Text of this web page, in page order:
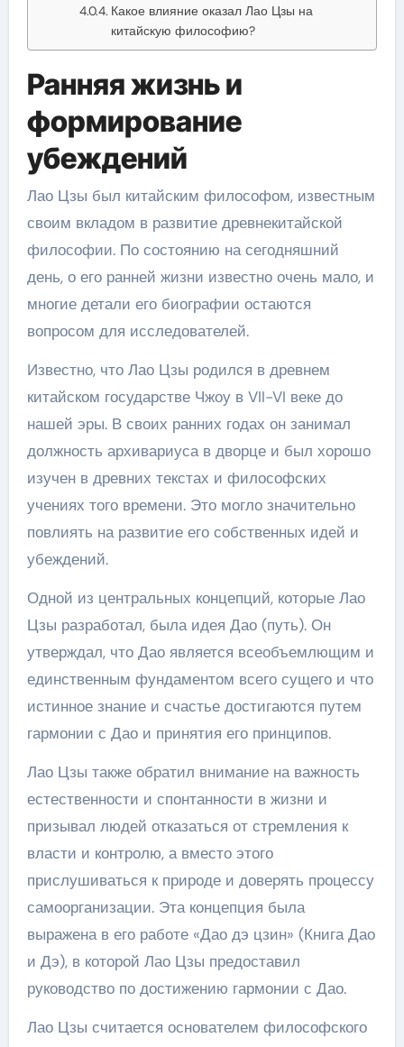
Какое влияние оказал Лао Цзы на
китайскую философию?
Ранняя жизнь и
формирование
убеждений
Лао Цзы был китайским философом, известным
своим вкладом в развитие древнекитайской
философии. По состоянию на сегодняшний
день, о его ранней жизни известно очень мало, и
многие детали его биографии остаются
вопросом для исследователей.
Известно, что Лао Цзы родился в древнем
китайском государстве Чжоу в VII-VI веке до
нашей эры. В своих ранних годах он занимал
должность архивариуса в дворце и был хорошо
изучен в древних текстах и философских
учениях того времени. Это могло значительно
повлиять на развитие его собственных идей и
убеждений.
Одной из центральных концепций, которые Лао
Цзы разработал, была идея Дао (путь). Он
утверждал, что Дао является всеобъемлющим и
единственным фундаментом всего сущего и что
истинное знание и счастье достигаются путем
гармонии с Дао и принятия его принципов.
Лао Цзы также обратил внимание на важность
естественности и спонтанности в жизни и
призывал людей отказаться от стремления к
власти и контролю, а вместо этого
прислушиваться к природе и доверять процессу
самоорганизации. Эта концепция была
выражена в его работе «Дао дэ цзин» (Книга Дао
и Дэ), в которой Лао Цзы предоставил
руководство по достижению гармонии с Дао.
Лао Цзы считается основателем философского